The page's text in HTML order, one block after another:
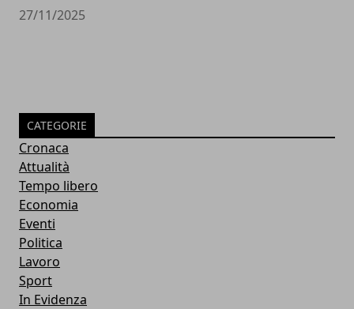
27/11/2025
CATEGORIE
Cronaca
Attualità
Tempo libero
Economia
Eventi
Politica
Lavoro
Sport
In Evidenza